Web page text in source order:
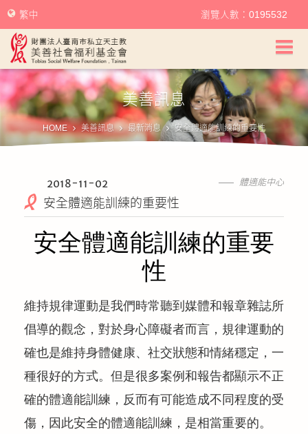
美善社會福利基金會首頁
關於美善
美善服務
幫助美善
我要捐款
公益義賣
聯絡我們
友善連結
繁中 瀏覽人數：0195532
美善訊息
HOME 美善訊息 最新消息 安全體適能訓練的重要性
體適能中心
2018-11-02
安全體適能訓練的重要性
安全體適能訓練的重要
性
維持規律運動是我們時常聽到媒體和報章雜誌所
倡導的觀念，對於身心障礙者而言，規律運動的
確也是維持身體健康、社交狀態和情緒穩定，一
種很好的方式。但是很多案例和報告都顯示不正
確的體適能訓練，反而有可能造成不同程度的受
傷，因此安全的體適能訓練，是相當重要的。